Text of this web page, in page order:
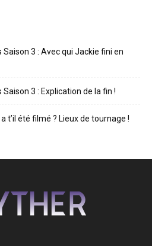
Saison 3 : Avec qui Jackie fini en
3 : Explication de la fin !
t’il été filmé ? Lieux de tournage !